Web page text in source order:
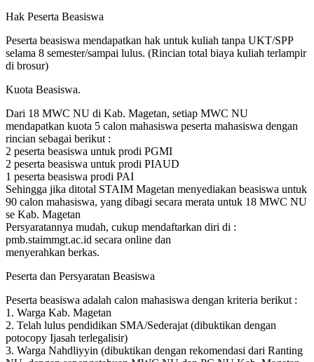
Hak Peserta Beasiswa
Peserta beasiswa mendapatkan hak untuk kuliah tanpa UKT/SPP
selama 8 semester/sampai lulus. (Rincian total biaya kuliah terlampir
di brosur)
Kuota Beasiswa.
Dari 18 MWC NU di Kab. Magetan, setiap MWC NU
mendapatkan kuota 5 calon mahasiswa peserta mahasiswa dengan
rincian sebagai berikut :
2 peserta beasiswa untuk prodi PGMI
2 peserta beasiswa untuk prodi PIAUD
1 peserta beasiswa prodi PAI
Sehingga jika ditotal STAIM Magetan menyediakan beasiswa untuk
90 calon mahasiswa, yang dibagi secara merata untuk 18 MWC NU
se Kab. Magetan
Persyaratannya mudah, cukup mendaftarkan diri di :
pmb.staimmgt.ac.id secara online dan
menyerahkan berkas.
Peserta dan Persyaratan Beasiswa
Peserta beasiswa adalah calon mahasiswa dengan kriteria berikut :
1. Warga Kab. Magetan
2. Telah lulus pendidikan SMA/Sederajat (dibuktikan dengan
potocopy Ijasah terlegalisir)
3. Warga Nahdliyyin (dibuktikan dengan rekomendasi dari Ranting